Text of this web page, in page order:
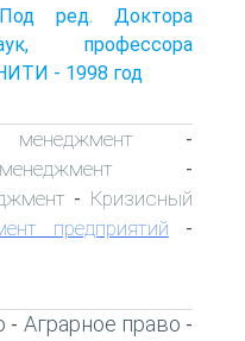
ред. Доктора
профессора
- 1998 год
-
-
- Кризисный
предприятий -
- Аграрное право -